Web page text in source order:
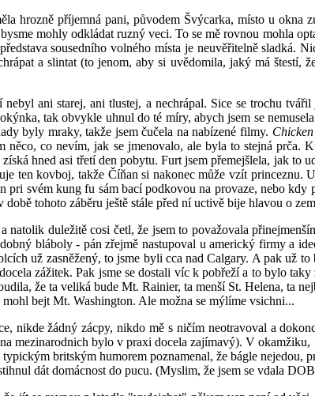
hrozně příjemná pani, původem Švýcarka, místo u
mohly odkládat ruzný veci. To se mě rovnou mohla
sousedního volného místa je neuvěřitelně sladká.
a slintat (to jenom, aby si uvědomila, jaký má štestí,
ani starej, ani tlustej, a nechrápal. Sice se trochu
tak obvykle uhnul do té míry, abych jsem se
byly mraky, takže jsem čučela na nabízené filmy.
co nevím, jak se jmenovalo, ale byla to stejná prča.
hned asi třetí den pobytu. Furt jsem přemejšlela, jak to
ten kovboj, takže Číňan si nakonec může vzít princeznu.
pri svém kung fu sám bací podkovou na provaze, nebo
tohoto záběru ještě stále před ní uctivě bije hlavou o
natolik duležitě cosi četl, že jsem to považovala
bláboly - pán zřejmě nastupoval u americký firmy a
už zasněžený, to jsme byli cca nad Calgary. A pak už
zážitek. Pak jsme se dostali víc k pobřeží a to bylo
že ta veliká bude Mt. Rainier, ta menší St. Helena, ta
bejt Mt. Washington. Ale možna se mýlíme vsichni...
nikde žádný zácpy, nikdo mě s ničím neotravoval a
mezinarodnich bylo v praxi docela zajímavý). V
britským humorem poznamenal, že bágle nejedou,
dát domácnost do pucu. (Myslim, že jsem se vdala